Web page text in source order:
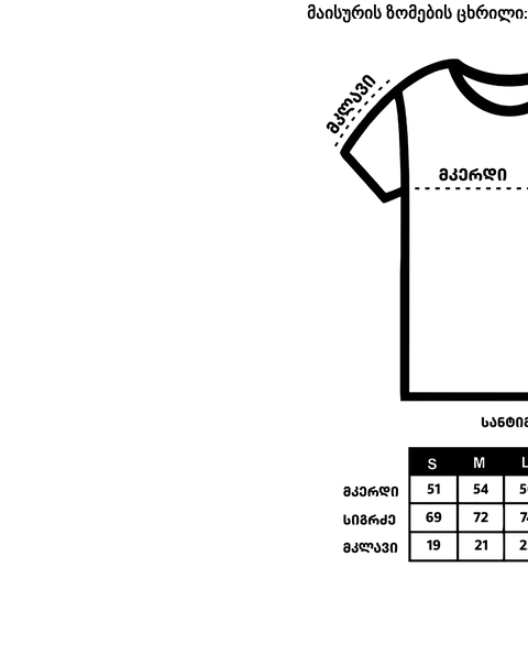
მაისურის ზომების ცხრილი: